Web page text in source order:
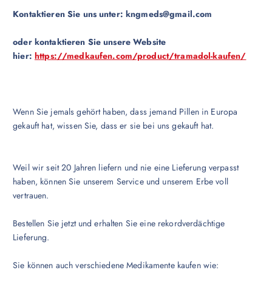
Kontaktieren Sie uns unter:kngmeds@gmail.com
oder kontaktieren Sie unsere Website
hier: https://medkaufen.com/product/tramadol-kaufen/
Wenn Sie jemals gehört haben, dass jemand Pillen in Europa
gekauft hat, wissen Sie, dass er sie bei uns gekauft hat.
Weil wir seit 20 Jahren liefern und nie eine Lieferung verpasst
haben, können Sie unserem Service und unserem Erbe voll
vertrauen.
Bestellen Sie jetzt und erhalten Sie eine rekordverdächtige
Lieferung.
Sie können auch verschiedene Medikamente kaufen wie: